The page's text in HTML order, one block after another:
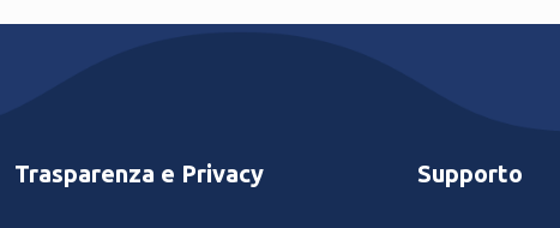
Trasparenza e Privacy Supporto